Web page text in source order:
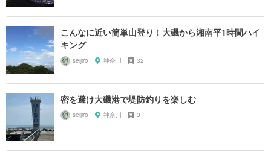
こんなに近い簡単山登り！大磯から湘南平1時間ハイ
キング
seijiro 神奈川 32
密を避け大磯港で堤防釣りを楽しむ
seijiro 神奈川 3